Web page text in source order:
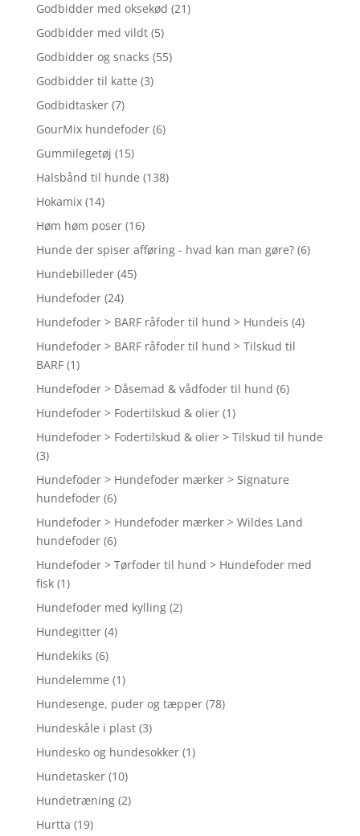
Godbidder med oksekød (21)
Godbidder med vildt (5)
Godbidder og snacks (55)
Godbidder til katte (3)
Godbidtasker (7)
GourMix hundefoder (6)
Gummilegetøj (15)
Halsbånd til hunde (138)
Hokamix (14)
Høm høm poser (16)
Hunde der spiser afføring - hvad kan man gøre? (6)
Hundebilleder (45)
Hundefoder (24)
Hundefoder > BARF råfoder til hund > Hundeis (4)
Hundefoder > BARF råfoder til hund > Tilskud til
BARF (1)
Hundefoder > Dåsemad & vådfoder til hund (6)
Hundefoder > Fodertilskud & olier (1)
Hundefoder > Fodertilskud & olier > Tilskud til hunde
(3)
Hundefoder > Hundefoder mærker > Signature
hundefoder (6)
Hundefoder > Hundefoder mærker > Wildes Land
hundefoder (6)
Hundefoder > Tørfoder til hund > Hundefoder med
fisk (1)
Hundefoder med kylling (2)
Hundegitter (4)
Hundekiks (6)
Hundelemme (1)
Hundesenge, puder og tæpper (78)
Hundeskåle i plast (3)
Hundesko og hundesokker (1)
Hundetasker (10)
Hundetræning (2)
Hurtta (19)